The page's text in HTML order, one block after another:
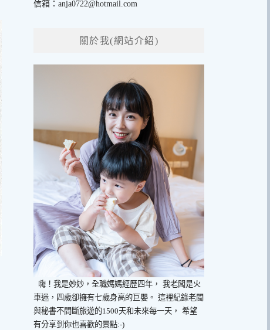
信箱：anja0722@hotmail.com
關於我(網站介紹)
嗨！我是妙妙，全職媽媽經歷四年，
我老闆是火
車迷，四歲卻擁有七歲身高的巨嬰。 這裡紀錄老闆
與秘書不間斷旅遊的1500天和未來每一天，
希望
有分享到你也喜歡的景點:-)